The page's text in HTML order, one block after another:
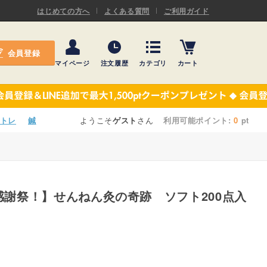
はじめての方へ よくある質問 ご利用ガイド
会員登録
マイページ 注文履歴 カテゴリ
ASキネシオロジーテープ
施術ベッド・マクラ
カート
レ 鍼 ようこそゲスト さん 利用可能ポイント:0 pt
謝祭！】せんねん灸の奇跡 ソフト200点入
機材・機材消耗品
テーピング
施術ベッド・マクラ
事務用品・日用品